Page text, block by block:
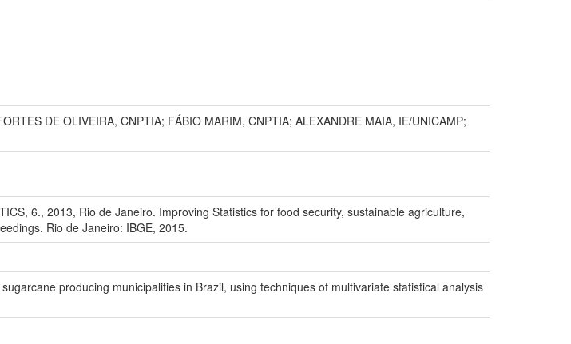
DE OLIVEIRA, CNPTIA; FÁBIO MARIM, CNPTIA; ALEXANDRE MAIA, IE/UNICAMP;
6., 2013, Rio de Janeiro. Improving Statistics for food security, sustainable agriculture,
Rio de Janeiro: IBGE, 2015.
producing municipalities in Brazil, using techniques of multivariate statistical analysis